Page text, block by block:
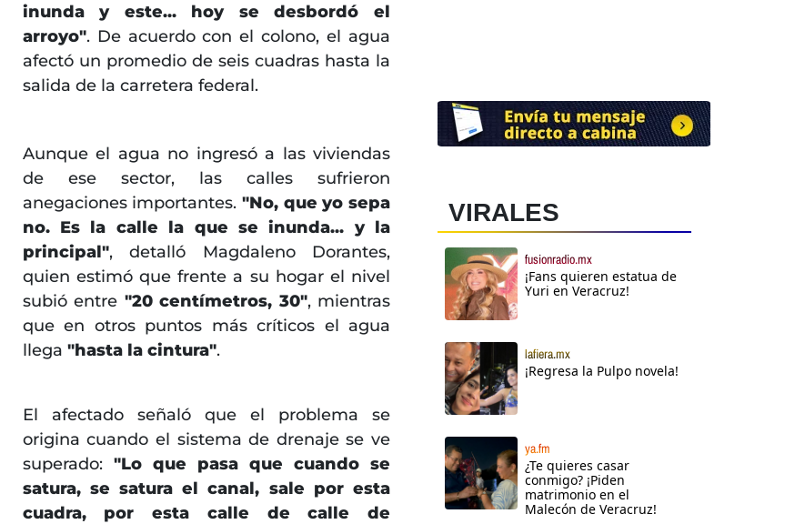
inunda y este... hoy se desbordó el
arroyo". De acuerdo con el colono, el agua
afectó un promedio de seis cuadras hasta la
salida de la carretera federal.
Aunque el agua no ingresó a las viviendas
de ese sector, las calles sufrieron
anegaciones importantes."No, que yo sepa
no. Es la calle la que se inunda... y la
principal", detalló Magdaleno Dorantes,
quien estimó que frente a su hogar el nivel
subió entre "20 centímetros, 30", mientras
que en otros puntos más críticos el agua
llega "hasta la cintura".
El afectado señaló que el problema se
origina cuando el sistema de drenaje se ve
superado: "Lo que pasa que cuando se
satura, se satura el canal, sale por esta
cuadra, por esta calle de calle de
VIRALES
fusionradio.mx
¡Fans quieren estatua de
Yuri en Veracruz!
lafiera.mx
¡Regresa la Pulpo novela!
ya.fm
¿Te quieres casar
conmigo? ¡Piden
matrimonio en el
Malecón de Veracruz!